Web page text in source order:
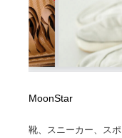
MoonStar
靴、スニーカー、ス